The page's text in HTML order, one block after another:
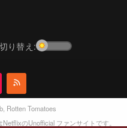
り替え:
, Rotten Tomatoes
のUnofficial ファンサイトです。